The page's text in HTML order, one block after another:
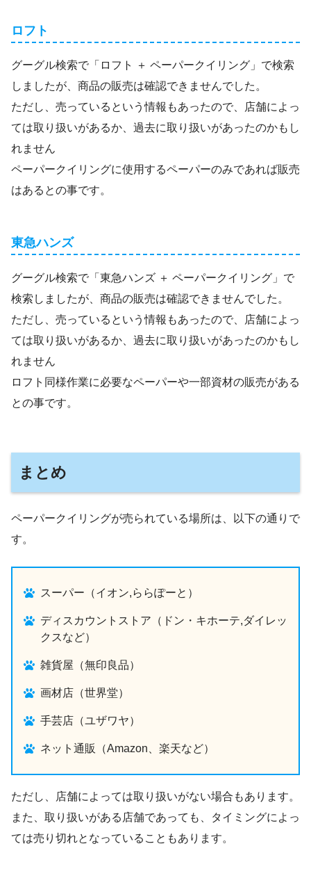
ロフト
グーグル検索で「ロフト ＋ ペーパークイリング」で検索
しましたが、商品の販売は確認できませんでした。
ただし、売っているという情報もあったので、店舗によっ
ては取り扱いがあるか、過去に取り扱いがあったのかもし
れません
ペーパークイリングに使用するペーパーのみであれば販売
はあるとの事です。
東急ハンズ
グーグル検索で「東急ハンズ ＋ ペーパークイリング」で
検索しましたが、商品の販売は確認できませんでした。
ただし、売っているという情報もあったので、店舗によっ
ては取り扱いがあるか、過去に取り扱いがあったのかもし
れません
ロフト同様作業に必要なペーパーや一部資材の販売がある
との事です。
まとめ
ペーパークイリングが売られている場所は、以下の通りで
す。
スーパー（イオン,ららぽーと）
ディスカウントストア（ドン・キホーテ,ダイレッ
クスなど）
雑貨屋（無印良品）
画材店（世界堂）
手芸店（ユザワヤ）
ネット通販（Amazon、楽天など）
ただし、店舗によっては取り扱いがない場合もあります。
また、取り扱いがある店舗であっても、タイミングによっ
ては売り切れとなっていることもあります。